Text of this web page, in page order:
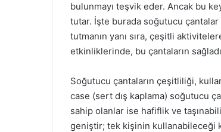
bulunmayı teşvik eder. Ancak bu
tutar. İşte burada soğutucu
tutmanın yanı sıra, çeşitli
etkinliklerinde, bu çantaların
Soğutucu çantaların çeşitliliği,
case (sert dış kaplama) soğutucu
sahip olanlar ise hafiflik ve
geniştir; tek kişinin kullanabileceği